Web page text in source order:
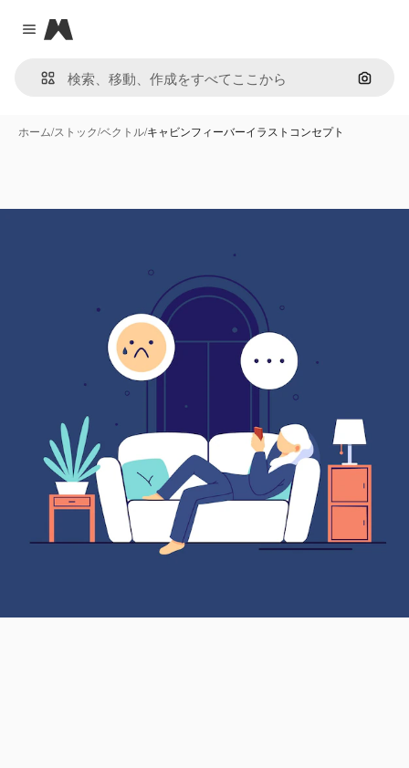
Close menu
Magnific
画像で
ホーム/ストック/ベクトル/キャビンフィーバーイラストコンセプト